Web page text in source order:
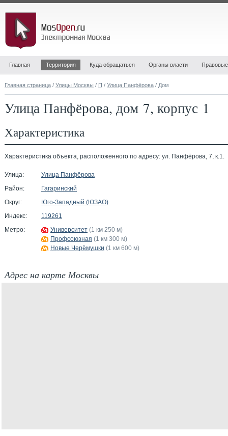
Главная Территория Куда обращаться Органы власти
Главная страница / Улицы Москвы / П / Улица Панфёрова / Дом
Улица Панфёрова, дом 7, корпус 1
Характеристика
Характеристика объекта, расположенного по адресу: ул. Панфёрова, 7, к.1.
Улица:
Улица Панфёрова
Район:
Гагаринский
Округ:
Юго-Западный (ЮЗАО)
Индекс:
119261
Метро:
Университет (1 км 250 м)
Профсоюзная (1 км 300 м)
Новые Черёмушки (1 км 600 м)
Адрес на карте Москвы